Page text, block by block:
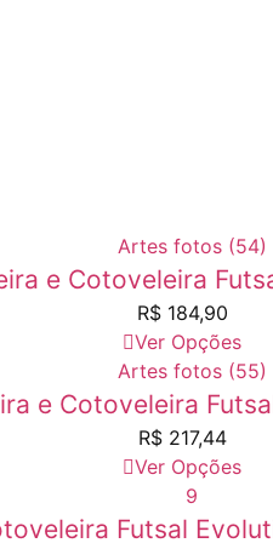
e Cotoveleira
R$184,90
Ver Opções
e Cotoveleira
R$217,44
Ver Opções
Futsal